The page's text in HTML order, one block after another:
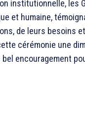
institutionnelle,
et humaine,
de leurs besoins
cérémonie une
encouragement